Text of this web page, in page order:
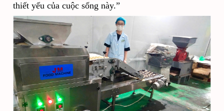
thiết yếu của cuộc sống này.”